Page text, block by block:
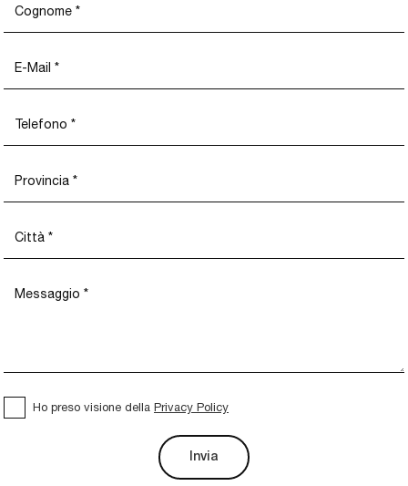
Ho preso visione della Privacy Policy
Invia